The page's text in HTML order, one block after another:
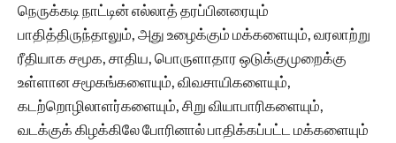
நெருக்கடி நாட்டின் எல்லாத் தரப்பினரையும்
பாதித்திருந்தாலும், அது உழைக்கும் மக்களையும், வரலாற்று
ரீதியாக‌ சமூக, சாதிய, பொருளாதார‌ ஒடுக்குமுறைக்கு
உள்ளான சமூகங்களையும், விவசாயிகளையும்,
கடற்றொழிலாளர்களையும், சிறு வியாபாரிகளையும்,
வடக்குக் கிழக்கிலே போரினால் பாதிக்கப்பட்ட மக்களையும்